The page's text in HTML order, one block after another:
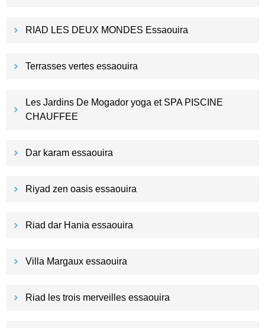
RIAD LES DEUX MONDES Essaouira
Terrasses vertes essaouira
Les Jardins De Mogador yoga et SPA PISCINE
CHAUFFEE
Dar karam essaouira
Riyad zen oasis essaouira
Riad dar Hania essaouira
Villa Margaux essaouira
Riad les trois merveilles essaouira